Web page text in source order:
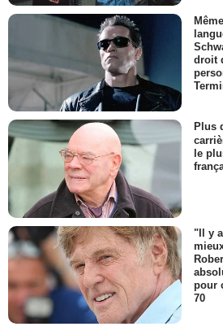
droit
Plus
le
"Il y
pour
70